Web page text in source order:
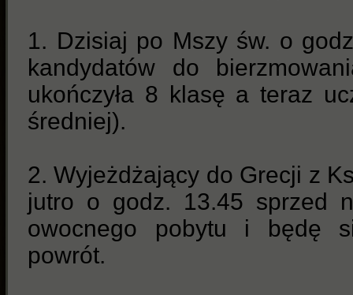
1. Dzisiaj po Mszy św. o
kandydatów do
ukończyła 8 klasę a teraz
średniej).
2. Wyjeżdżający do Grecji z
jutro o godz. 13.45 sprzed
owocnego pobytu i będę
powrót.